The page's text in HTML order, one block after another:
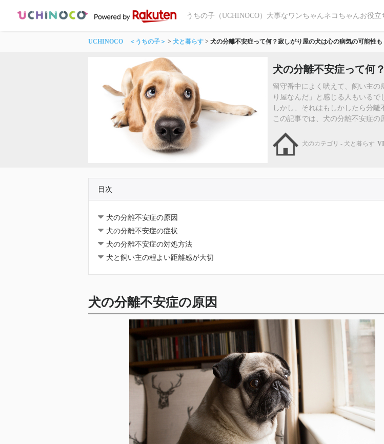
うちの子（UCHINOCO）大事なワンちゃんネコちゃんお役
UCHINOCO ＜うちの子＞ 犬と暮らす 犬の分離不安症って何？寂しがり屋の犬は心の病気の可能性も
犬の分離不安症って何
留守番中によく吠えて、飼い主
り屋なんだ」と感じる人もいるで
しかし、それはもしかしたら分離
この記事では、犬の分離不安症の
犬のカテゴリ - 犬と暮らす
目次
犬の分離不安症の原因
犬の分離不安症の症状
犬の分離不安症の対処方法
犬と飼い主の程よい距離感が大切
犬の分離不安症の原因